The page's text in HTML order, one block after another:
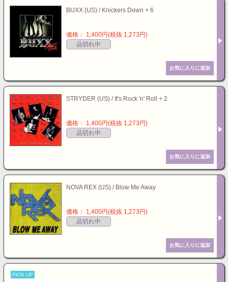
BUXX (US) / Knickers Down + 6
価格： 1,400円(税抜 1,273円)
品切れ中
STRYDER (US) / It's Rock 'n' Roll + 2
価格： 1,400円(税抜 1,273円)
品切れ中
NOVA REX (US) / Blow Me Away
価格： 1,400円(税抜 1,273円)
品切れ中
PICK UP